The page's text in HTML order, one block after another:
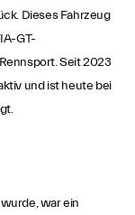
Dieses Fahrzeug
GT-
Seit 2023
und ist heute bei
war ein